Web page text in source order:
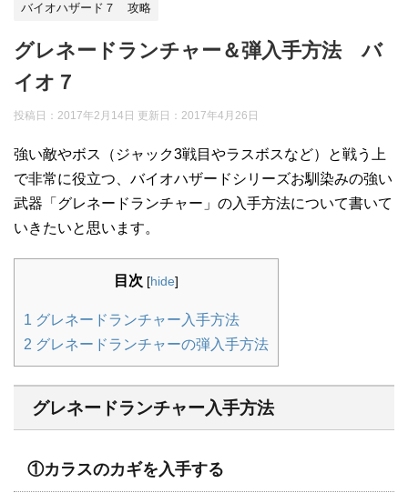
バイオハザード７ 攻略
グレネードランチャー＆弾入手方法 バ
イオ７
投稿日：2017年2月14日 更新日： 2017年4月26日
強い敵やボス（ジャック3戦目やラスボスなど）と戦う上
で非常に役立つ、バイオハザードシリーズお馴染みの強い
武器「グレネードランチャー」の入手方法について書いて
いきたいと思います。
目次 [hide]
1 グレネードランチャー入手方法
2 グレネードランチャーの弾入手方法
グレネードランチャー入手方法
①カラスのカギを入手する